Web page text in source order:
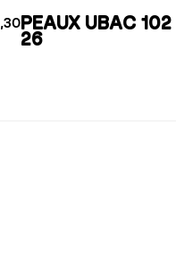
PEAUX UBAC
26